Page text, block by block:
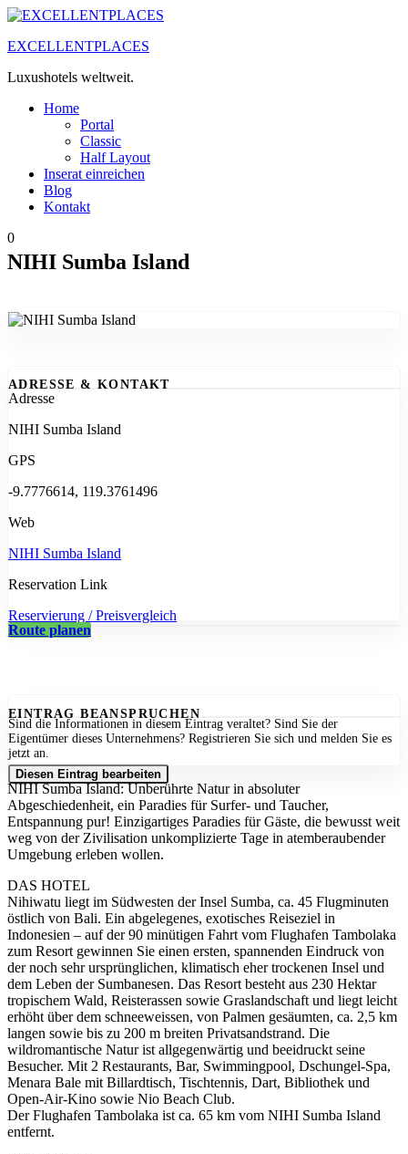
Zum
springen
EXCELLENTPLACES
Luxushotels weltweit.
Home
Portal
Classic
Half Layout
Inserat einreichen
Blog
Kontakt
0
NIHI Sumba Island
ADRESSE & KONTAKT
Adresse
NIHI Sumba Island
GPS
-9.7776614, 119.3761496
Web
NIHI Sumba Island
Reservation Link
Reservierung / Preisvergleich
Route planen
EINTRAG BEANSPRUCHEN
Sind die Informationen in diesem Eintrag veraltet? Sind Sie der
Eigentümer dieses Unternehmens? Registrieren Sie sich und melden Sie es
jetzt an.
Diesen Eintrag bearbeiten
NIHI Sumba Island: Unberührte Natur in absoluter
Abgeschiedenheit, ein Paradies für Surfer- und Taucher,
Entspannung pur! Einzigartiges Paradies für Gäste, die bewusst weit
weg von der Zivilisation unkomplizierte Tage in atemberaubender
Umgebung erleben wollen.
DAS HOTEL
Nihiwatu liegt im Südwesten der Insel Sumba, ca. 45 Flugminuten
östlich von Bali. Ein abgelegenes, exotisches Reiseziel in
Indonesien – auf der 90 minütigen Fahrt vom Flughafen Tambolaka
zum Resort gewinnen Sie einen ersten, spannenden Eindruck von
der noch sehr ursprünglichen, klimatisch eher trockenen Insel und
dem Leben der Sumbanesen. Das Resort besteht aus 230 Hektar
tropischem Wald, Reisterassen sowie Graslandschaft und liegt leicht
erhöht über dem schneeweissen, von Palmen gesäumten, ca. 2,5 km
langen sowie bis zu 200 m breiten Privatsandstrand. Die
wildromantische Natur ist allgegenwärtig und beeidruckt seine
Besucher. Mit 2 Restaurants, Bar, Swimmingpool, Dschungel-Spa,
Menara Bale mit Billardtisch, Tischtennis, Dart, Bibliothek und
Open-Air-Kino sowie Nio Beach Club.
Der Flughafen Tambolaka ist ca. 65 km vom NIHI Sumba Island
entfernt.